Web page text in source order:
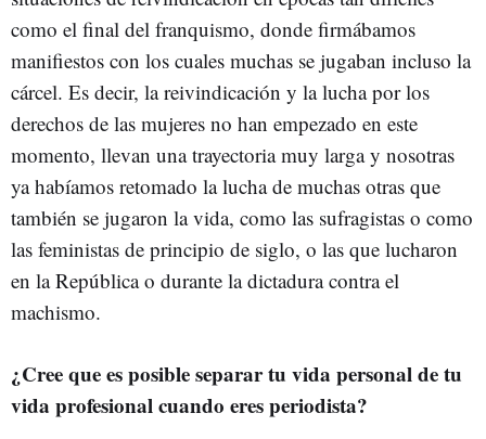
como el final del franquismo, donde firmábamos
manifiestos con los cuales muchas se jugaban incluso la
cárcel. Es decir, la reivindicación y la lucha por los
derechos de las mujeres no han empezado en este
momento, llevan una trayectoria muy larga y nosotras
ya habíamos retomado la lucha de muchas otras que
también se jugaron la vida, como las sufragistas o como
las feministas de principio de siglo, o las que lucharon
en la República o durante la dictadura contra el
machismo.
¿Cree que es posible separar tu vida personal de tu
vida profesional cuando eres periodista?